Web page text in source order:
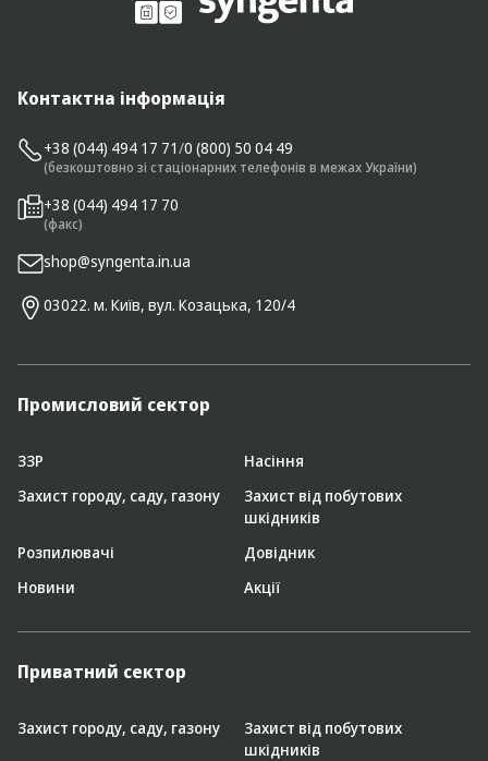
Контактна інформація
+38 (044) 494 17 71/0 (800) 50 04 49
(безкоштовно зі стаціонарних телефонів в межах України)
+38 (044) 494 17 70
(факс)
shop@syngenta.in.ua
03022. м. Київ, вул. Козацька, 120/4
Промисловий сектор
ЗЗР
Насіння
Захист городу, саду, газону
Захист від побутових
шкідників
Розпилювачі
Довідник
Новини
Акції
Приватний сектор
Захист городу, саду, газону
Захист від побутових
шкідників